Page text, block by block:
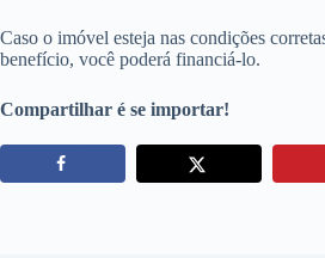
Caso o imóvel esteja nas condições
benefício, você poderá financiá-lo.
Compartilhar é se importar!